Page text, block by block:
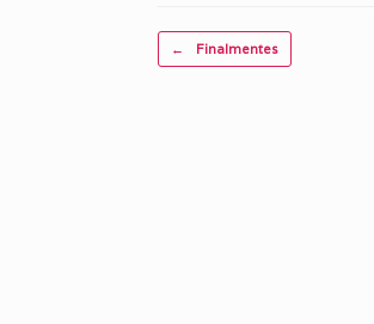
Post navigation
← Finalmentes